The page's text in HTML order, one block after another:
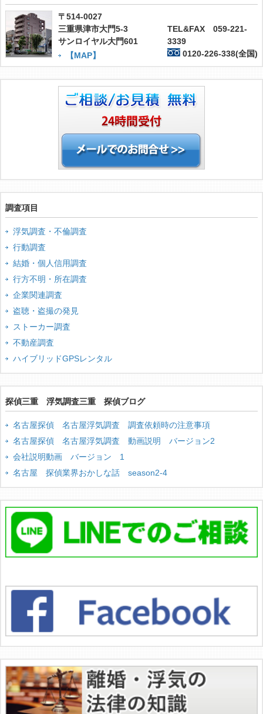
〒514-0027
三重県津市大門5-3
サンロイヤル大門601
【MAP】
TEL&FAX 059-221-
3339
0120-226-338(全国)
調査項目
浮気調査・不倫調査
行動調査
結婚・個人信用調査
行方不明・所在調査
企業関連調査
盗聴・盗撮の発見
ストーカー調査
不動産調査
ハイブリッドGPSレンタル
探偵三重 浮気調査三重 探偵ブログ
名古屋探偵 名古屋浮気調査 調査依頼時の注意事項
名古屋探偵 名古屋浮気調査 動画説明 バージョン2
会社説明動画 バージョン 1
名古屋 探偵業界おかしな話 season2-4